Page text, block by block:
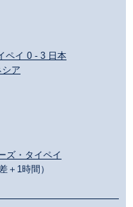
ペイ 0 - 3 日本
ア
ズ・タイペイ
＋1時間）